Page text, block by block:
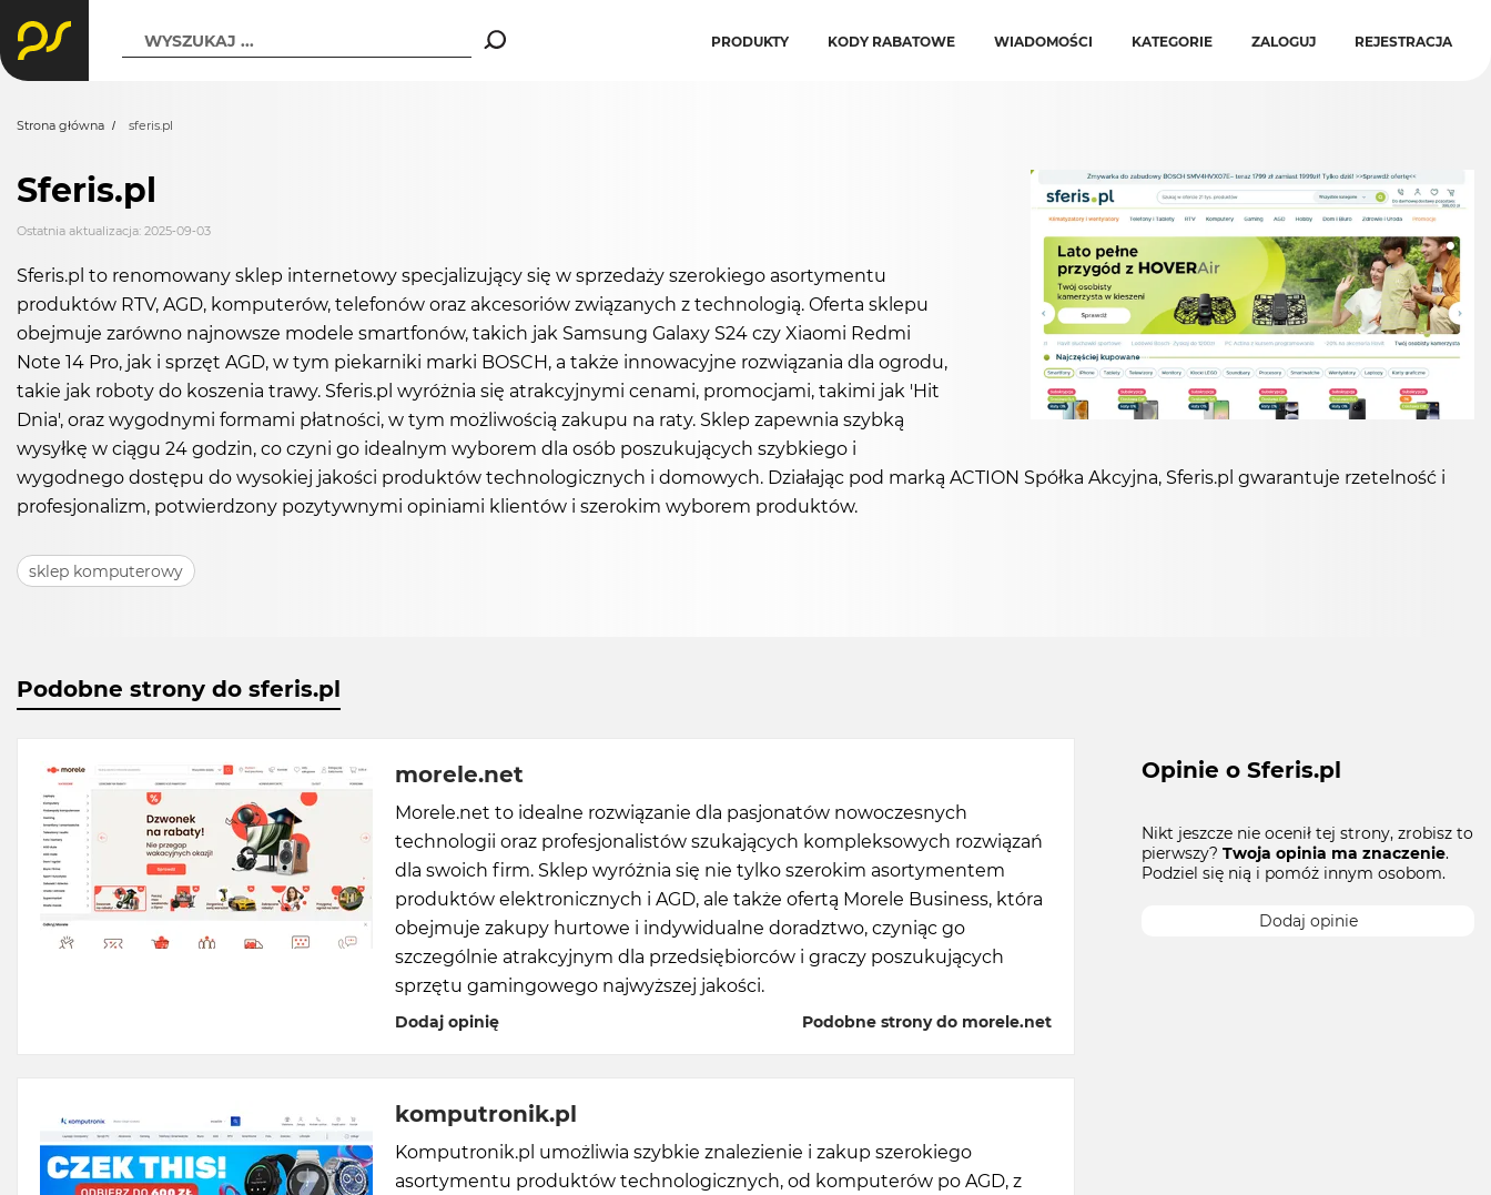
WYSZUKAJ ... PRODUKTY KODY RABATOWE WIADOMOŚCI KATEGORIE ZALOGUJ REJESTRACJA
Strona główna sferis.pl
Sferis.pl
Ostatnia aktualizacja: 2025-09-03
Sferis.pl to renomowany sklep internetowy specjalizujący się w sprzedaży szerokiego asortymentu
produktów RTV, AGD, komputerów, telefonów oraz akcesoriów związanych z technologią. Oferta sklepu
obejmuje zarówno najnowsze modele smartfonów, takich jak Samsung Galaxy S24 czy Xiaomi Redmi
Note 14 Pro, jak i sprzęt AGD, w tym piekarniki marki BOSCH, a także innowacyjne rozwiązania dla ogrodu,
takie jak roboty do koszenia trawy. Sferis.pl wyróżnia się atrakcyjnymi cenami, promocjami, takimi jak 'Hit
Dnia', oraz wygodnymi formami płatności, w tym możliwością zakupu na raty. Sklep zapewnia szybką
wysyłkę w ciągu 24 godzin, co czyni go idealnym wyborem dla osób poszukujących szybkiego i
wygodnego dostępu do wysokiej jakości produktów technologicznych i domowych. Działając pod marką ACTION Spółka Akcyjna, Sferis.pl gwarantuje rzetelność i
profesjonalizm, potwierdzony pozytywnymi opiniami klientów i szerokim wyborem produktów.
sklep komputerowy
Podobne strony do sferis.pl
morele.net
Morele.net to idealne rozwiązanie dla pasjonatów nowoczesnych
technologii oraz profesjonalistów szukających kompleksowych rozwiązań
dla swoich firm. Sklep wyróżnia się nie tylko szerokim asortymentem
produktów elektronicznych i AGD, ale także ofertą Morele Business, która
obejmuje zakupy hurtowe i indywidualne doradztwo, czyniąc go
szczególnie atrakcyjnym dla przedsiębiorców i graczy poszukujących
sprzętu gamingowego najwyższej jakości.
Dodaj opinię Podobne strony do morele.net
komputronik.pl
Komputronik.pl umożliwia szybkie znalezienie i zakup szerokiego
asortymentu produktów technologicznych, od komputerów po AGD, z
Opinie o Sferis.pl
Nikt jeszcze nie ocenił tej strony, zrobisz to
pierwszy? Twoja opinia ma znaczenie.
Podziel się nią i pomóż innym osobom.
Dodaj opinie